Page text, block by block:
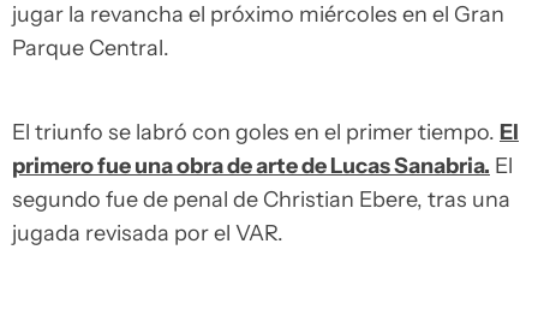
jugar la revancha el próximo miércoles en el Gran
Parque Central.
El triunfo se labró con goles en el primer tiempo. El
primero fue una obra de arte de Lucas Sanabria. El
segundo fue de penal de Christian Ebere, tras una
jugada revisada por el VAR.